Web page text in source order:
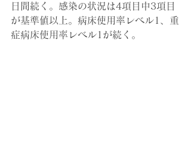
日間続く。感染の状況は4項目中3項目
が基準値以上。病床使用率レベル1、重
症病床使用率レベル1が続く。